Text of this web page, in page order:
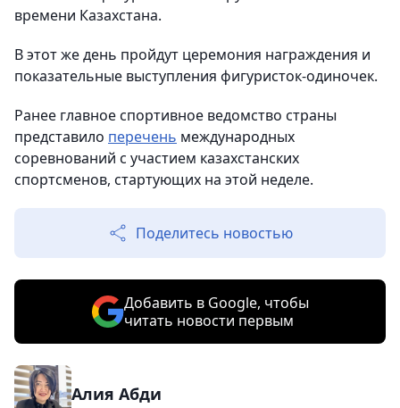
времени Казахстана.
В этот же день пройдут церемония награждения и
показательные выступления фигуристок-одиночек.
Ранее главное спортивное ведомство страны
представило перечень международных
соревнований с участием казахстанских
спортсменов, стартующих на этой неделе.
Поделитесь новостью
Добавить в Google, чтобы
читать новости первым
Алия Абди